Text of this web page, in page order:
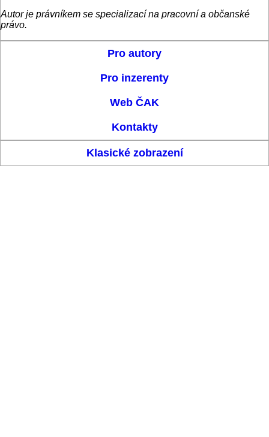
Autor je právníkem se specializací na pracovní a občanské
právo.
Pro autory
Pro inzerenty
Web ČAK
Kontakty
Klasické zobrazení